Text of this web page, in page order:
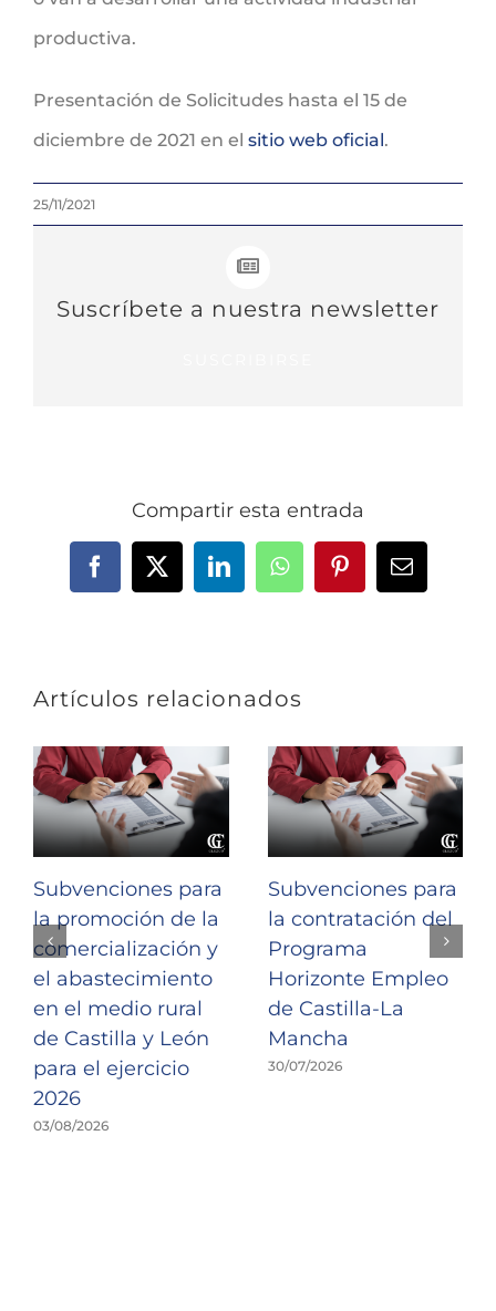
productiva.
Presentación de Solicitudes hasta el 15 de
diciembre de 2021 en el sitio web oficial.
25/11/2021
Suscríbete a nuestra newsletter
Compartir esta entrada
Facebook
X LinkedInWhatsAppPinterestCorreo
Artículos relacionados
Subvenciones para
la promoción de la
comercialización y
el abastecimiento
en el medio rural
de Castilla y León
para el ejercicio
2026
03/08/2026
Subvenciones para
la contratación del
Programa
Horizonte Empleo
de Castilla-La
Mancha
30/07/2026